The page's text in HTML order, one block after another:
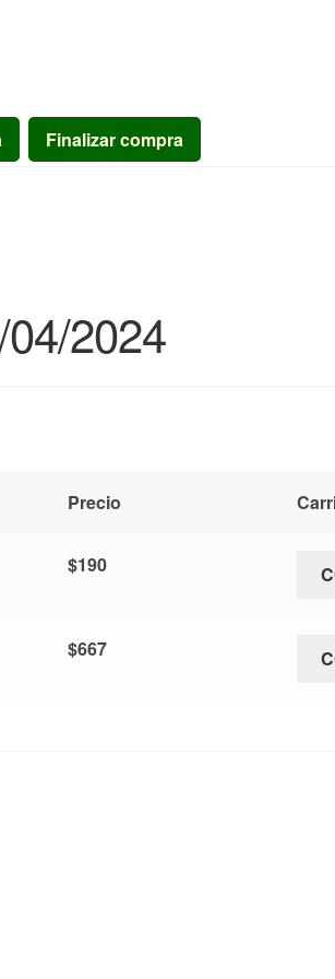
Finalizar compra
2024
Precio
$190
$667